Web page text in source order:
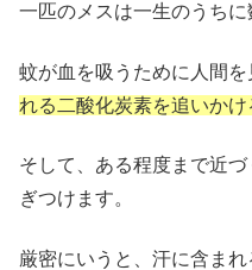
一匹のメスは一生のうちに
蚊が血を吸うために人間を
れる二酸化炭素を追いかけ
そして、ある程度まで近
ぎつけます。
厳密にいうと、汗に含ま